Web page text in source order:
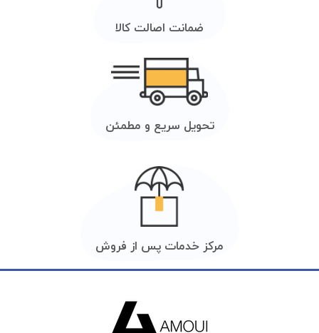
ضمانت اصالت کالا
تحویل سریع و مطمئن
مرکز خدمات پس از فروش